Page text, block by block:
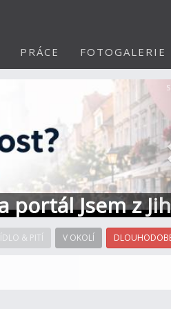
PRÁCE FOTOGALERIE
portál Jsem z
& PITÍ V OKOLÍ